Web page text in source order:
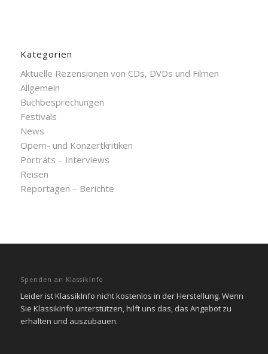
Kategorien
Aktuelle Rezensionen von CDs, DVDs und Filmen
Allgemein
Buchbesprechungen
Festivals
News
Opern- und Konzertkritiken
Porträts – Interviews
Reisen
Reportagen – Berichte
Spenden an KlassikInfo
Leider ist KlassikInfo nicht kostenlos in der Herstellung. Wenn
Sie KlassikInfo unterstützen, hilft uns das, das Angebot zu
erhalten und auszubauen.